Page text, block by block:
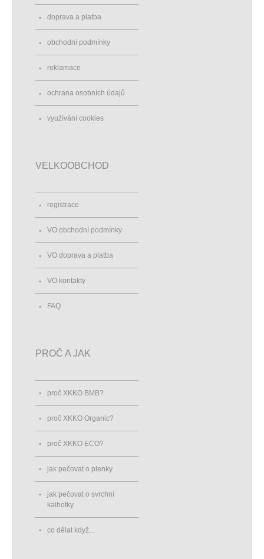
doprava a platba
obchodní podmínky
reklamace
ochrana osobních údajů
využívání cookies
VELKOOBCHOD
registrace
VO obchodní podmínky
VO doprava a platba
VO kontakty
FAQ
PROČ A JAK
proč XKKO BMB?
proč XKKO Organic?
proč XKKO ECO?
jak pečovat o plenky
jak pečovat o svrchní
kalhotky
co dělat když...